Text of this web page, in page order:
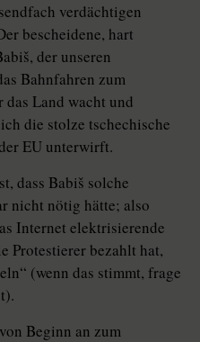
verdächtigen
bescheidene, hart
der unseren
Bahnfahren zum
Land wacht und
die stolze tschechische
EU unterwirft.
dass Babiš solche
nicht nötig hätte; also
Internet elektrisierende
Protestierer bezahlt hat,
(wenn das stimmt, frage
Beginn an zum